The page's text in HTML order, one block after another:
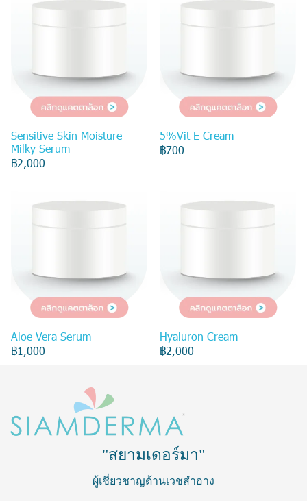
Sensitive Skin Moisture
Milky Serum
฿2,000
5%Vit E Cream
฿700
Aloe Vera Serum
฿1,000
Hyaluron Cream
฿2,000
"สยามเดอร์มา"
ผู้เชี่ยวชาญด้านเวชสำอาง